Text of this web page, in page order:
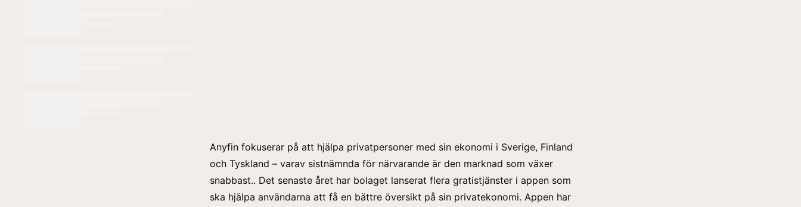
Anyfin fokuserar på att hjälpa privatpersoner med sin ekonomi i Sverige, Finland
och Tyskland – varav sistnämnda för närvarande är den marknad som växer
snabbast.. Det senaste året har bolaget lanserat flera gratistjänster i appen som
ska hjälpa användarna att få en bättre översikt på sin privatekonomi. Appen har